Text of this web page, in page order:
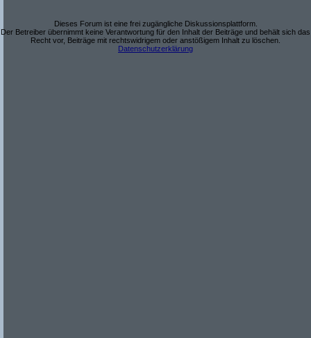
Dieses Forum ist eine frei zugängliche Diskussionsplattform.
Der Betreiber übernimmt keine Verantwortung für den Inhalt der Beiträge und behält sich das
Recht vor, Beiträge mit rechtswidrigem oder anstößigem Inhalt zu löschen.
Datenschutzerklärung